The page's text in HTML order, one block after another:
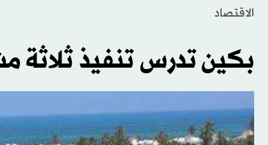
الاقتصاد
بكين تدرس تنفيذ